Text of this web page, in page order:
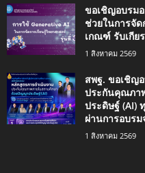
ขอเชิญอบรม
ช่วยในการจั
เกณฑ์ รับเกีย
1 สิงหาคม 2569
สพฐ. ขอเชิญ
ประกันคุณภา
ประดิษฐ์ (AI)
ผ่านการอบรม
1 สิงหาคม 2569